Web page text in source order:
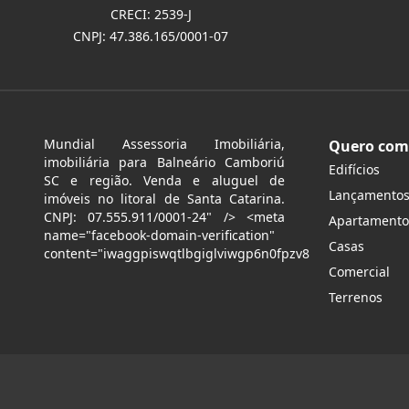
CRECI: 2539-J
CNPJ: 47.386.165/0001-07
Mundial Assessoria Imobiliária,
imobiliária para Balneário Camboriú
SC e região. Venda e aluguel de
imóveis no litoral de Santa Catarina.
CNPJ: 07.555.911/0001-24" /> <meta
name="facebook-domain-verification"
content="iwaggpiswqtlbgiglviwgp6n0fpzv8
Quero
Edifícios
Lançamentos
Casas
Comercial
Terrenos